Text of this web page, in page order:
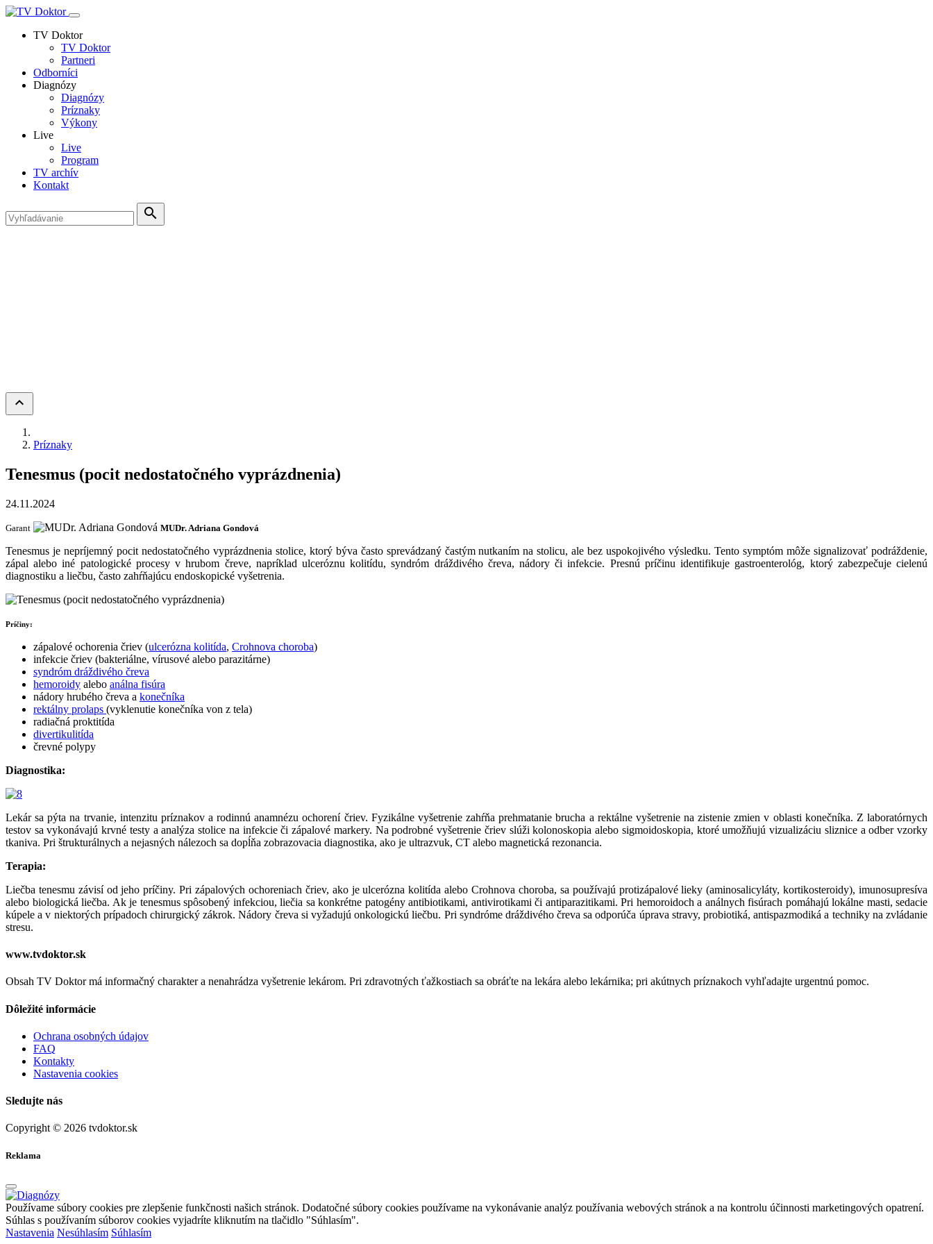
TV Doktor
TV Doktor
Partneri
Odborníci
Diagnózy
Diagnózy
Príznaky
Výkony
Live
Live
Program
TV archív
Kontakt
search
keyboard_arrow_up
Príznaky
Tenesmus (pocit nedostatočného vyprázdnenia)
24.11.2024
Garant MUDr. Adriana Gondová
Tenesmus je nepríjemný pocit nedostatočného vyprázdnenia stolice, ktorý býva často sprevádzaný častým nutkaním na stolicu, ale bez uspokojivého výsledku. Tento symptóm môže signalizovať podráždenie,
zápal alebo iné patologické procesy v hrubom čreve, napríklad ulceróznu kolitídu, syndróm dráždivého čreva, nádory či infekcie. Presnú príčinu identifikuje gastroenterológ, ktorý zabezpečuje cielenú
diagnostiku a liečbu, často zahŕňajúcu endoskopické vyšetrenia.
Príčiny:
zápalové ochorenia čriev (ulcerózna kolitída, Crohnova choroba)
infekcie čriev (bakteriálne, vírusové alebo parazitárne)
syndróm dráždivého čreva
hemoroidy alebo análna fisúra
nádory hrubého čreva a konečníka
rektálny prolaps (vyklenutie konečníka von z tela)
radiačná proktitída
divertikulitída
črevné polypy
Diagnostika:
Lekár sa pýta na trvanie, intenzitu príznakov a rodinnú anamnézu ochorení čriev. Fyzikálne vyšetrenie zahŕňa prehmatanie brucha a rektálne vyšetrenie na zistenie zmien v oblasti konečníka. Z laboratórnych
testov sa vykonávajú krvné testy a analýza stolice na infekcie či zápalové markery. Na podrobné vyšetrenie čriev slúži kolonoskopia alebo sigmoidoskopia, ktoré umožňujú vizualizáciu sliznice a odber vzorky
tkaniva. Pri štrukturálnych a nejasných nálezoch sa dopĺňa zobrazovacia diagnostika, ako je ultrazvuk, CT alebo magnetická rezonancia.
Terapia:
Liečba tenesmu závisí od jeho príčiny. Pri zápalových ochoreniach čriev, ako je ulcerózna kolitída alebo Crohnova choroba, sa používajú protizápalové lieky (aminosalicyláty, kortikosteroidy), imunosupresíva
alebo biologická liečba. Ak je tenesmus spôsobený infekciou, liečia sa konkrétne patogény antibiotikami, antivirotikami či antiparazitikami. Pri hemoroidoch a análnych fisúrach pomáhajú lokálne masti, sedacie
kúpele a v niektorých prípadoch chirurgický zákrok. Nádory čreva si vyžadujú onkologickú liečbu. Pri syndróme dráždivého čreva sa odporúča úprava stravy, probiotiká, antispazmodiká a techniky na zvládanie
stresu.
www.tvdoktor.sk
Obsah TV Doktor má informačný charakter a nenahrádza vyšetrenie lekárom. Pri zdravotných ťažkostiach sa obráťte na lekára alebo lekárnika; pri akútnych príznakoch vyhľadajte urgentnú pomoc.
Dôležité informácie
Ochrana osobných údajov
FAQ
Kontakty
Nastavenia cookies
Sledujte nás
Copyright © 2026 tvdoktor.sk
Reklama
Používame súbory cookies pre zlepšenie funkčnosti našich stránok. Dodatočné súbory cookies používame na vykonávanie analýz používania webových stránok a na kontrolu účinnosti marketingových opatrení.
Súhlas s používaním súborov cookies vyjadríte kliknutím na tlačidlo "Súhlasím".
Nastavenia Nesúhlasím Súhlasím